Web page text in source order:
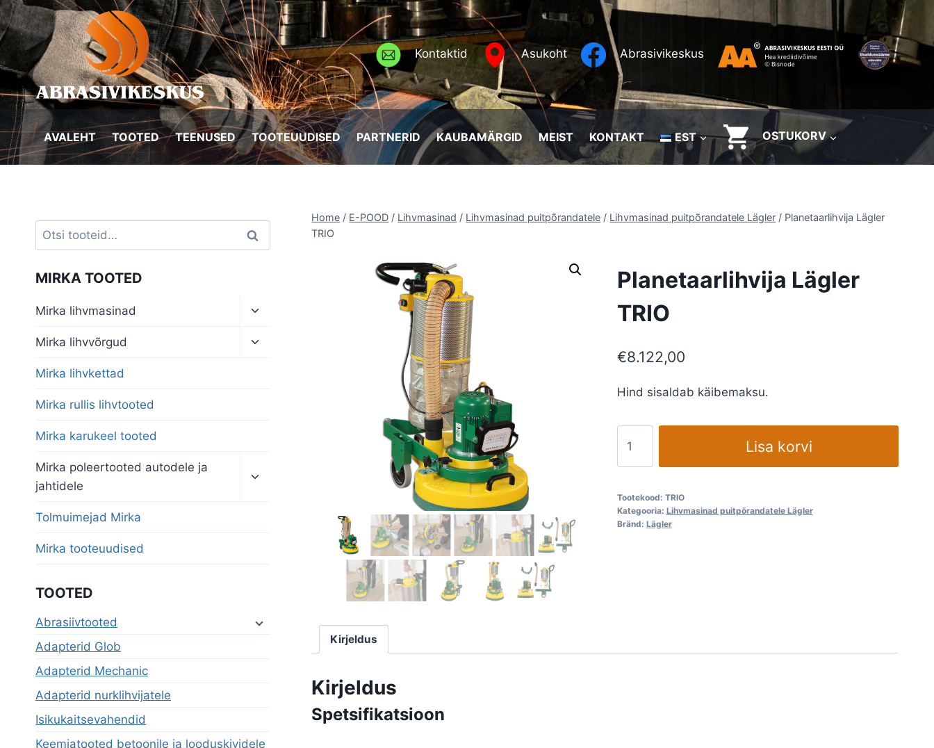
Skip
to
content
Kontaktid Asukoht Abrasivikeskus
AVALEHT TOOTED TEENUSED TOOTEUUDISED PARTNERID KAUBAMÄRGID MEIST KONTAKT EST OSTUKORV
Home / E-POOD / Lihvmasinad / Lihvmasinad puitpõrandatele / Lihvmasinad puitpõrandatele Lägler / Planetaarlihvija Lägler
TRIO
Planetaarlihvija Lägler
TRIO
€8.122,00
Hind sisaldab käibemaksu.
Lägler
TRIO
Lisa korvi
Tootekood: TRIO
Kategooria: Lihvmasinad puitpõrandatele Lägler
Bränd: Lägler
Kirjeldus
Kirjeldus
Spetsifikatsioon
Otsi: Otsi
MIRKA TOOTED
Mirka lihvmasinad
Toggle
menu
Mirka lihvvõrgud
Toggle
Mirka lihvkettad
Mirka rullis lihvtooted
Mirka karukeel tooted
Mirka poleertooted autodele ja
jahtidele
child
Tolmuimejad Mirka
Mirka tooteuudised
TOOTED
Abrasiivtooted
Adapterid Glob
Adapterid Mechanic
Adapterid nurklihvijatele
Isikukaitsevahendid
Keemiatooted betoonile ja looduskividele